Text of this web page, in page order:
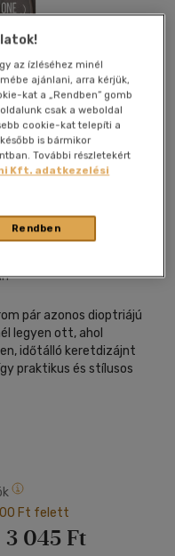
pár azonos dioptriájú
legyen ott, ahol
időtálló keretdizájnt
praktikus és stílusos
az autóban, a
- így nem kell többé
aki ,,nélküle nem él".
kényelmes viseletet és
Ft felett
3 045 Ft
az ízléséhez minél
ajánlani, arra kérjük,
kat a „Rendben” gomb
csak a weboldal
cookie-kat telepíti a
is bármikor
További részletekért
Kft. adatkezelési
Rendben